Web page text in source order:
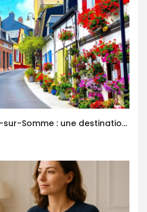
Découvrir Saint-Valery-sur-Somme : une destination idéale pour des vacances entre nature et patrimoine